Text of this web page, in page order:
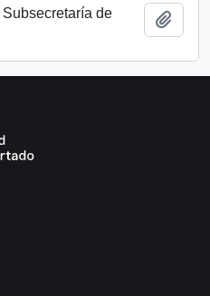
Subsecretaría de